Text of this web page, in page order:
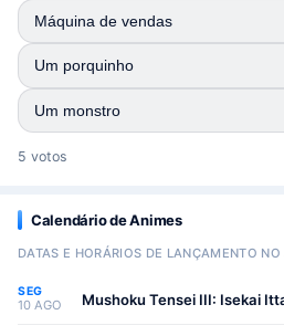
Máquina de vendas
Um porquinho
Um monstro
5 votos
Calendário de Animes
DATAS E HORÁRIOS DE LANÇAMENTO NO
SEG
10 AGO Mushoku Tensei III: Isekai